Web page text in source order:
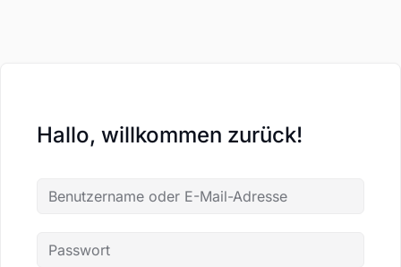
Hallo, willkommen zurück!